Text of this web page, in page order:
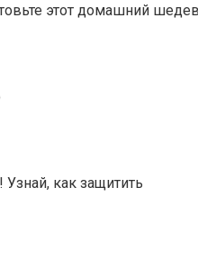
этот домашний
как защитить